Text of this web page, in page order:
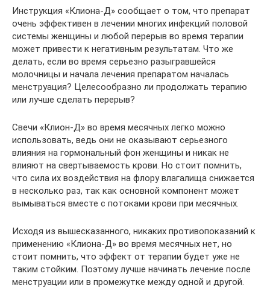
Инструкция «Клиона-Д» сообщает о том, что препарат
очень эффективен в лечении многих инфекций половой
системы женщины и любой перерыв во время терапии
может привести к негативным результатам. Что же
делать, если во время серьезно разыгравшейся
молочницы и начала лечения препаратом началась
менструация? Целесообразно ли продолжать терапию
или лучше сделать перерыв?
Свечи «Клион-Д» во время месячных легко можно
использовать, ведь они не оказывают серьезного
влияния на гормональный фон женщины и никак не
влияют на свертываемость крови. Но стоит помнить,
что сила их воздействия на флору влагалища снижается
в несколько раз, так как основной компонент может
вымываться вместе с потоками крови при месячных.
Исходя из вышесказанного, никаких противопоказаний к
применению «Клиона-Д» во время месячных нет, но
стоит помнить, что эффект от терапии будет уже не
таким стойким. Поэтому лучше начинать лечение после
менструации или в промежутке между одной и другой.